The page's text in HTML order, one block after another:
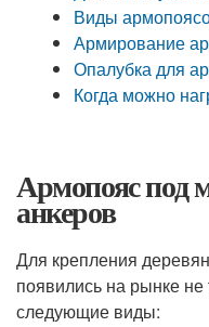
Виды
Армирование
Опалубка для
Когда можно
Армопояс под
анкеров
Для крепления
появились на рынке
следующие виды: